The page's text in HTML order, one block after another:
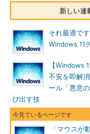
新しい連
それ最適で
Windows 11
【Windows
不安を即解
ール「悪意
び出す技
「マウスが